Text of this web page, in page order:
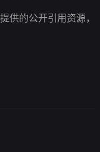
供的公开引用资源，